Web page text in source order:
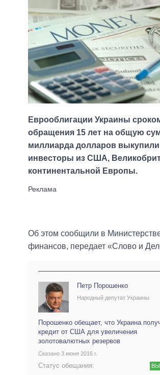
Еврооблигации Украины
обращения 15 лет на общую
миллиарда долларов выкупили
инвесторы из США,
континентальной Европы.
Об этом сообщили в
финансов, передает «Слово и
Петр Порошенко
Народный депутат Украины
Порошенко обещает, что Украина
кредит от США для увеличения
золотовалютных резервов
Сказано 3 июня 2016 г.
Статус обещания: